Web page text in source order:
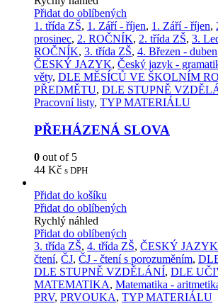
Přidat do oblíbených
1. třída ZŠ, 1. Září - říjen, 1. Září - říjen,
prosinec, 2. ROČNÍK, 2. třída ZŠ, 3.
ROČNÍK, 3. třída ZŠ, 4. Březen - duben
ČESKÝ JAZYK, Český jazyk -
věty, DLE MĚSÍCŮ VE ŠKOLNÍM
PŘEDMĚTU, DLE STUPNĚ
Pracovní listy, TYP MATERIÁLU
PŘEHÁZENÁ SLOVA
0 out of 5
44 Kč s DPH
Přidat do košíku
Přidat do oblíbených
Rychlý náhled
Přidat do oblíbených
3. třída ZŠ, 4. třída ZŠ, ČESKÝ JAZYK
čtení, ČJ, ČJ - čtení s porozuměním,
DLE STUPNĚ VZDĚLÁNÍ, DLE
MATEMATIKA, Matematika -
PRV, PRVOUKA, TYP MATERIÁLU